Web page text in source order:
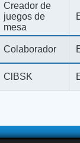
Creador de
juegos de
mesa
Colaborador
ClBSK